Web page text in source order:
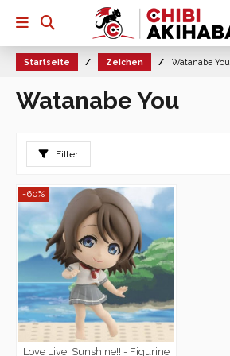
Startseite Zeichen Watanabe You
Watanabe You
Filter
-60%
Love Live! Sunshine!! - Figurine